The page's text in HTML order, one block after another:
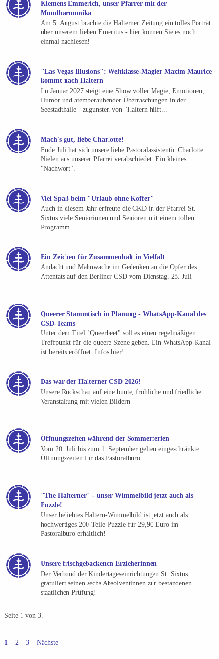
Klemens Emmerich, unser Pfarrer mit der
Mundharmonika
Am 5. August brachte die Halterner Zeitung ein tolles Porträt
über unserem lieben Emeritus - hier können Sie es noch
einmal nachlesen!
"Las Vegas Illusions": Weltklasse-Magier Maxim Maurice
kommt nach Haltern
Im Januar 2027 steigt eine Show voller Magie, Emotionen,
Humor und atemberaubender Überraschungen in der
Seestadthalle - zugunsten von "Haltern hilft...
Mach's gut, liebe Charlotte!
Ende Juli hat sich unsere liebe Pastoralassistentin Charlotte
Nielen aus unserer Pfarrei verabschiedet. Ein kleines
"Nachwort".
Viel Spaß beim "Urlaub ohne Koffer"
Auch in diesem Jahr erfreute die CKD in der Pfarrei St.
Sixtus viele Seniorinnen und Senioren mit einem tollen
Programm.
Ein Zeichen für Zusammenhalt in Vielfalt
Andacht und Mahnwache im Gedenken an die Opfer des
Attentats auf den Berliner CSD vom Dienstag, 28. Juli
Queerer Stammtisch in Planung - WhatsApp-Kanal des
CSD-Teams
Unter dem Titel "Queerbeet" soll es einen regelmäßigen
Treffpunkt für die queere Szene geben. Ein WhatsApp-Kanal
ist bereits eröffnet. Infos hier!
Das war der Halterner CSD 2026!
Unsere Rückschau auf eine bunte, fröhliche und friedliche
Veranstaltung mit vielen Bildern!
Öffnungszeiten während der Sommerferien
Vom 20. Juli bis zum 1. September gelten eingeschränkte
Öffnungszeiten für das Pastoralbüro.
"The Halterner" - unser Wimmelbild jetzt auch als
Puzzle!
Unser beliebtes Haltern-Wimmelbild ist jetzt auch als
hochwertiges 200-Teile-Puzzle für 29,90 Euro im
Pastoralbüro erhältlich!
Unsere frischgebackenen Erzieherinnen
Der Verbund der Kindertageseinrichtungen St. Sixtus
gratuliert seinen sechs Absolventinnen zur bestandenen
staatlichen Prüfung!
Seite 1 von 3.
1 2 3 Nächste